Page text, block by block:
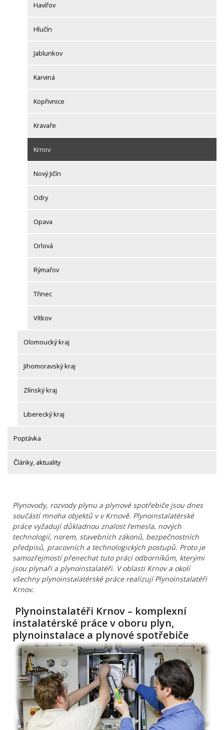
Havířov
Hlučín
Jablunkov
Karviná
Kopřivnice
Kravaře
Krnov
Nový Jičín
Odry
Opava
Orlová
Rýmařov
Třinec
Vítkov
Olomoucký kraj
Jihomoravský kraj
Zlínský kraj
Liberecký kraj
Poptávka
Články, aktuality
Plynovody, rozvody plynu a plynové spotřebiče jsou dnes
součástí mnoha objektů v v Krnově. Plynoinstalatérské
práce vyžadují důkladnou znalost řemesla, nových
technologií, norem, stavebních zákonů, bezpečnostních
předpisů, pracovních a technologických postupů. Proto je
samozřejmostí přenechat tuto práci odborníkům, kterými
jsou plynaři a plynoinstalatéři. V oblasti Krnov a okolí
všechny plynoinstalatérské práce realizují Plynoinstalatéři
Krnov.
Plynoinstalatéři Krnov – komplexní
instalatérské práce v oboru plyn,
plynoinstalace a plynové spotřebiče